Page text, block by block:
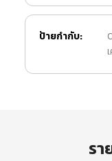
ป้ายกำกับ:
รา